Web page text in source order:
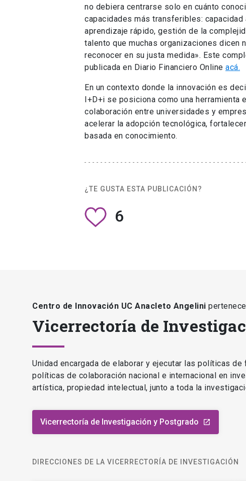
no debiera centrarse solo en cuánto
capacidades más transferibles:
aprendizaje rápido, gestión de la
talento que muchas organizaciones dicen
reconocer en su justa medida». Este
publicada en Diario Financiero Online acá.
En un contexto donde la innovación es
I+D+i se posiciona como una
colaboración entre universidades y
acelerar la adopción tecnológica,
basada en conocimiento.
¿TE GUSTA ESTA PUBLICACIÓN?
6
Centro de Innovación UC Anacleto Angelini
Vicerrectoría de
Unidad encargada de elaborar y ejecutar las políticas
políticas de colaboración nacional e internacional en
artística, propiedad intelectual, junto a toda la
Vicerrectoría de Investigación y Postgrado launch
DIRECCIONES DE LA VICERRECTORÍA DE INVESTIGACIÓN